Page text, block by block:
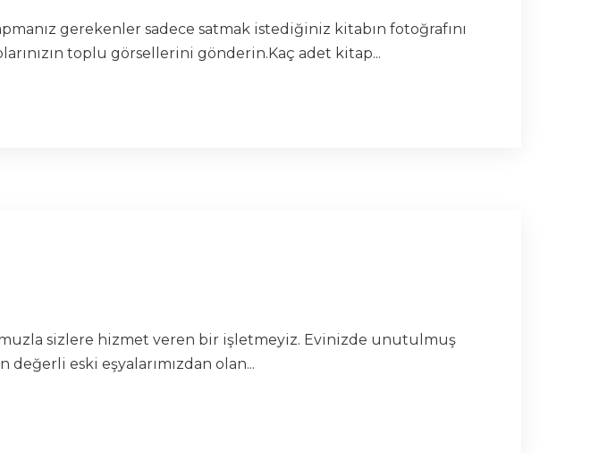
gerekenler sadece satmak istediğiniz kitabın fotoğrafını
toplu görsellerini gönderin.Kaç adet kitap...
sizlere hizmet veren bir işletmeyiz. Evinizde unutulmuş
eski eşyalarımızdan olan...